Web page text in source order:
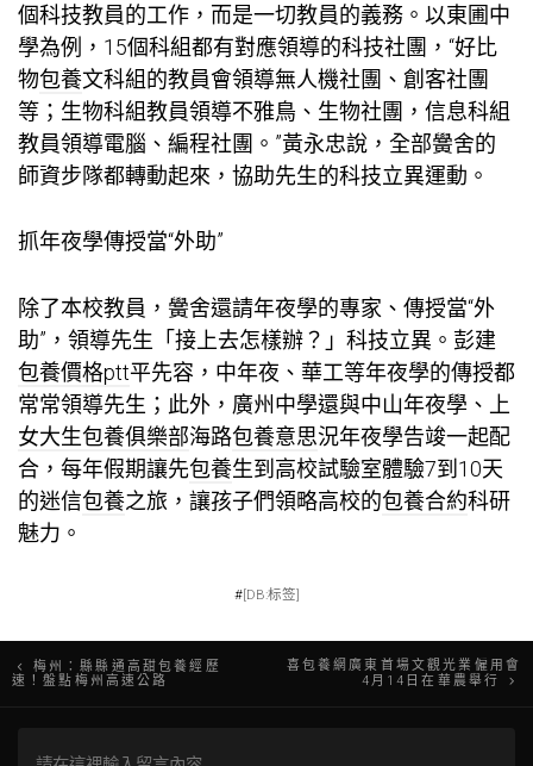
個科技教員的工作，而是一切教員的義務。以東圃中
學為例，15個科組都有對應領導的科技社團，“好比
物包養文科組的教員會領導無人機社團、創客社團
等；生物科組教員領導不雅鳥、生物社團，信息科組
教員領導電腦、編程社團。”黃永忠說，全部黌舍的
師資步隊都轉動起來，協助先生的科技立異運動。
抓年夜學傳授當“外助”
除了本校教員，黌舍還請年夜學的專家、傳授當“外
助”，領導先生「接上去怎樣辦？」科技立異。彭建
包養價格ptt平先容，中年夜、華工等年夜學的傳授都
常常領導先生；此外，廣州中學還與中山年夜學、上
女大生包養俱樂部海路包養意思況年夜學告竣一起配
合，每年假期讓先包養生到高校試驗室體驗7到10天
的迷信包養之旅，讓孩子們領略高校的包養合約科研
魅力。
#[DB:标签]
文梅州：縣縣通高甜包養經歷
速！盤點梅州高速公路
喜包養網廣東首場文觀光業僱用會
4月14日在華農舉行